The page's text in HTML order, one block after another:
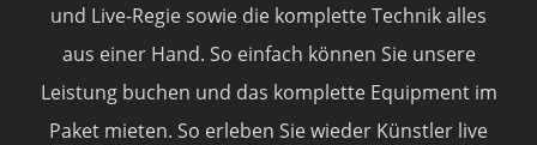
und Live-Regie sowie die komplette Technik alles
aus einer Hand. So einfach können Sie unsere
Leistung buchen und das komplette Equipment im
Paket mieten. So erleben Sie wieder Künstler live